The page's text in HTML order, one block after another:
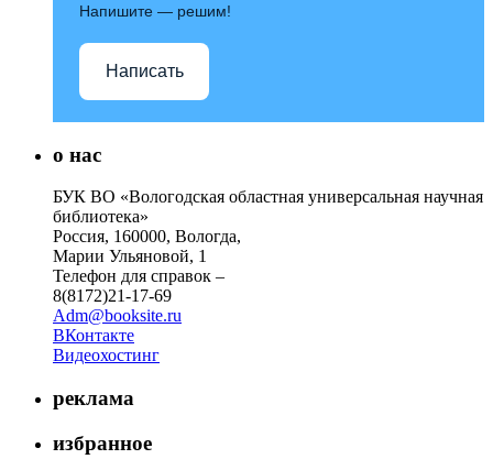
Напишите — решим!
Написать
о нас
БУК ВО «Вологодская областная универсальная научная
библиотека»
Россия, 160000, Вологда,
Марии Ульяновой, 1
Телефон для справок –
8(8172)21-17-69
Adm@booksite.ru
ВКонтакте
Видеохостинг
реклама
избранное